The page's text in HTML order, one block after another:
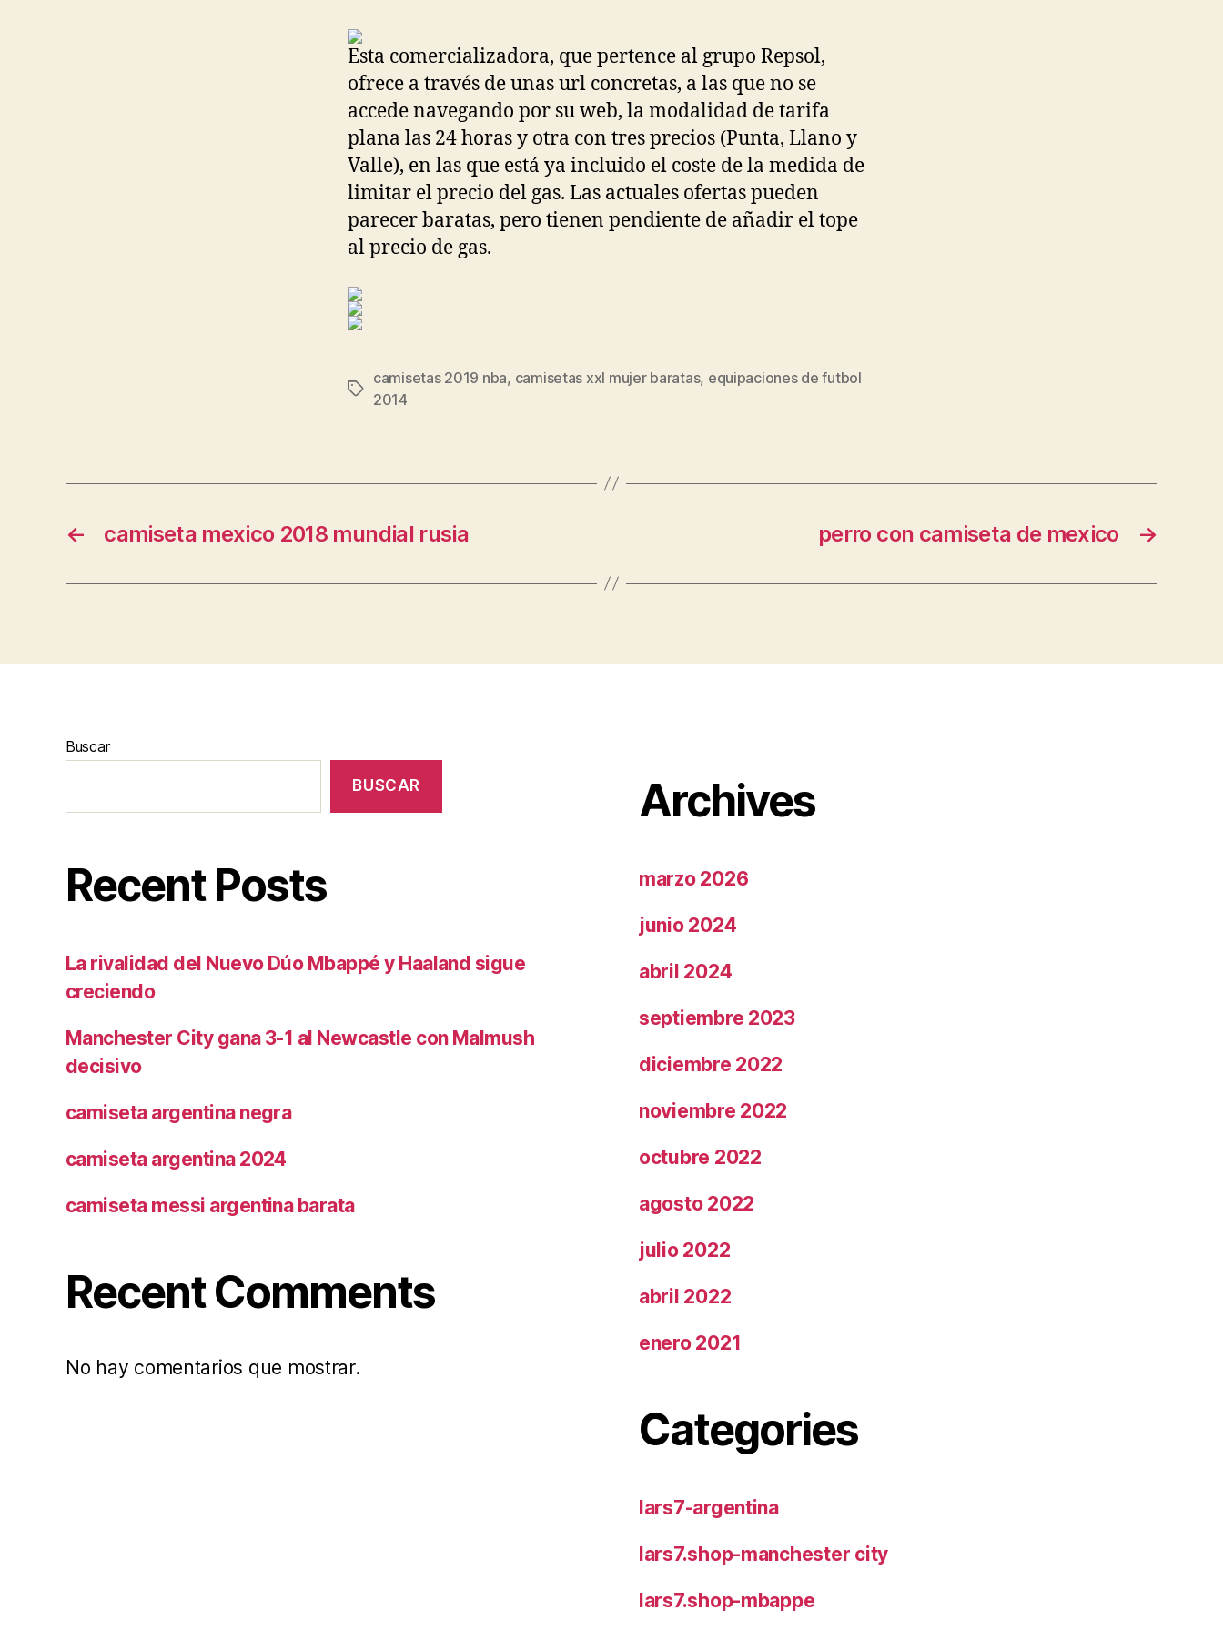
Esta comercializadora, que pertence al grupo Repsol,
ofrece a través de unas url concretas, a las que no se
accede navegando por su web, la modalidad de tarifa
plana las 24 horas y otra con tres precios (Punta, Llano y
Valle), en las que está ya incluido el coste de la medida de
limitar el precio del gas. Las actuales ofertas pueden
parecer baratas, pero tienen pendiente de añadir el tope
al precio de gas.
Etiquetas
camisetas 2019 nba, camisetas xxl mujer baratas, equipaciones de futbol
2014
← camiseta mexico 2018 mundial rusia →
perro con camiseta de mexico
Buscar
BUSCAR
Recent Posts
La rivalidad del Nuevo Dúo Mbappé y Haaland sigue
creciendo
Manchester City gana 3-1 al Newcastle con Malmush
decisivo
camiseta argentina negra
camiseta argentina 2024
camiseta messi argentina barata
Recent Comments
No hay comentarios que mostrar.
Archives
marzo 2026
junio 2024
abril 2024
septiembre 2023
diciembre 2022
noviembre 2022
octubre 2022
agosto 2022
julio 2022
abril 2022
enero 2021
Categories
lars7-argentina
lars7.shop-manchester city
lars7.shop-mbappe